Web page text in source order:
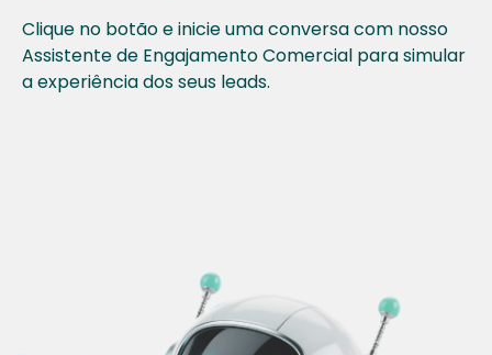
Clique no botão e inicie uma conversa com nosso
Assistente de Engajamento Comercial para simular
a experiência dos seus leads.